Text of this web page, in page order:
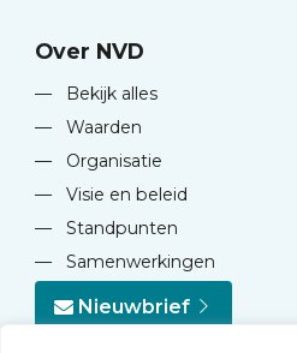
Over NVD
—
Bekijk alles
—
Waarden
—
Organisatie
—
Visie en beleid
—
Standpunten
—
Samenwerkingen
Nieuwbrief